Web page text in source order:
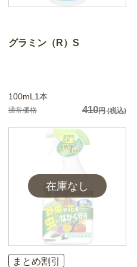
グラミン（R）S
100mL1本
通常価格 410円(税込)
まとめ割引